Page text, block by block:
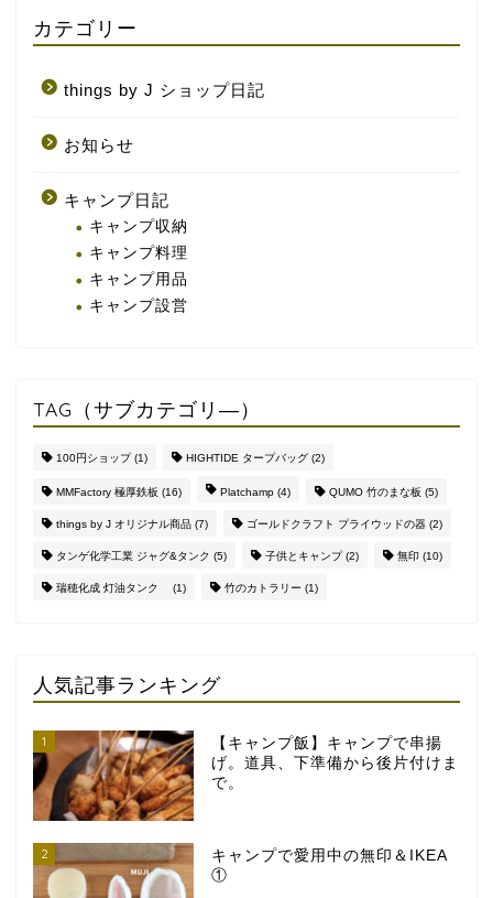
カテゴリー
things by J ショップ日記
お知らせ
キャンプ日記
キャンプ収納
キャンプ料理
キャンプ用品
キャンプ設営
TAG（サブカテゴリ―）
100円ショップ(1) HIGHTIDE タープバッグ (2)
MMFactory 極厚鉄板 (16) Platchamp (4) QUMO 竹のまな板 (5)
things by J オリジナル商品 (7) ゴールドクラフト プライウッドの器 (2)
タンゲ化学工業 ジャグ&タンク (5) 子供とキャンプ(2) 無印 (10)
瑞穂化成 灯油タンク (1) 竹のカトラリー (1)
人気記事ランキング
1
【キャンプ飯】キャンプで串揚
げ。道具、下準備から後片付けま
で。
2
キャンプで愛用中の無印＆IKEA
①